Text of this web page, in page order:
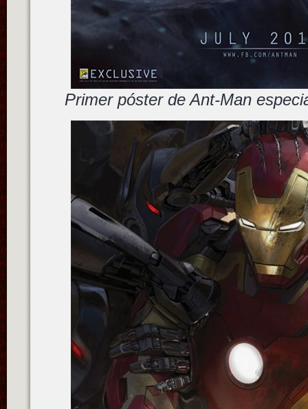
Primer póster de Ant-Man